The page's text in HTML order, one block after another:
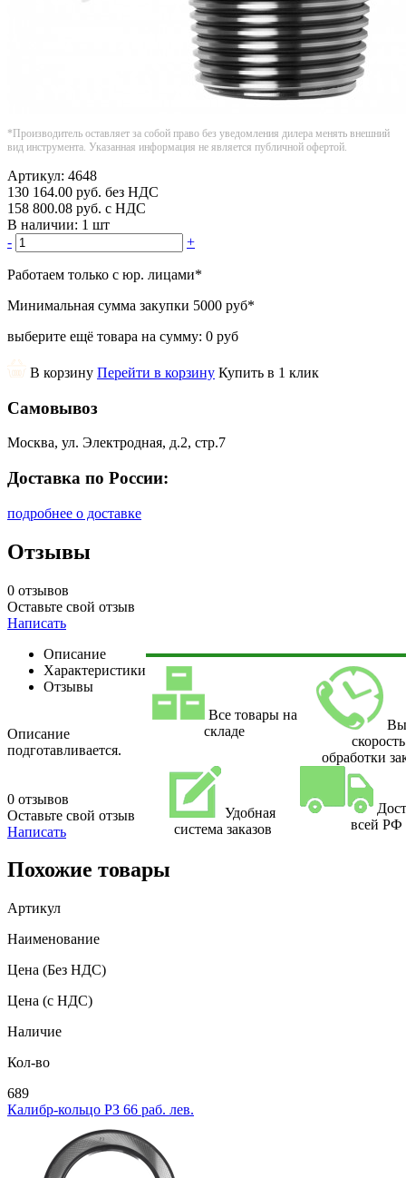
*Производитель оставляет за собой право без уведомления дилера менять внешний
вид инструмента. Указанная информация не является публичной офертой.
Артикул: 4648
130 164.00 руб. без НДС
158 800.08 руб. с НДС
В наличии: 1 шт
-
+
Работаем только с юр. лицами*
Минимальная сумма закупки 5000 руб*
выберите ещё товара на сумму: 0 руб
В корзину Перейти в корзину Купить в 1 клик
Самовывоз
Москва, ул. Электродная, д.2, стр.7
Доставка по России:
подробнее о доставке
Отзывы
0 отзывов
Оставьте свой отзыв
Написать
Описание
Характеристики
Отзывы
Описание
подготавливается.
0 отзывов
Оставьте свой отзыв
Написать
Все товары на
складе
скорость
обработки
Удобная
система заказов
всей РФ
Похожие товары
Артикул
Наименование
Цена (Без НДС)
Цена (с НДС)
Наличие
Кол-во
689
Калибр-кольцо РЗ 66 раб. лев.